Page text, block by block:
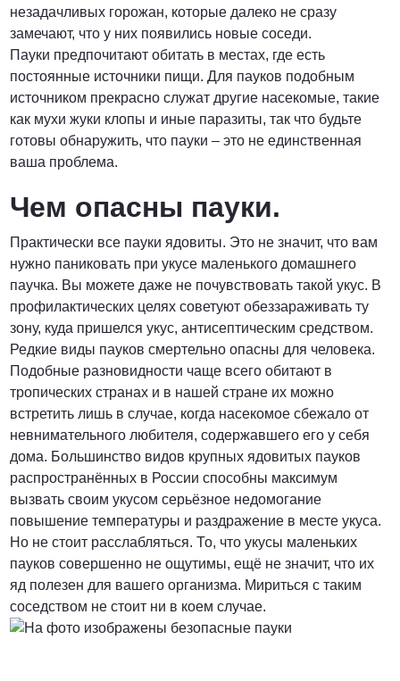
незадачливых горожан, которые далеко не сразу
замечают, что у них появились новые соседи.
Пауки предпочитают обитать в местах, где есть
постоянные источники пищи. Для пауков подобным
источником прекрасно служат другие насекомые, такие
как мухи жуки клопы и иные паразиты, так что будьте
готовы обнаружить, что пауки – это не единственная
ваша проблема.
Чем опасны пауки.
Практически все пауки ядовиты. Это не значит, что вам
нужно паниковать при укусе маленького домашнего
паучка. Вы можете даже не почувствовать такой укус. В
профилактических целях советуют обеззараживать ту
зону, куда пришелся укус, антисептическим средством.
Редкие виды пауков смертельно опасны для человека.
Подобные разновидности чаще всего обитают в
тропических странах и в нашей стране их можно
встретить лишь в случае, когда насекомое сбежало от
невнимательного любителя, содержавшего его у себя
дома. Большинство видов крупных ядовитых пауков
распространённых в России способны максимум
вызвать своим укусом серьёзное недомогание
повышение температуры и раздражение в месте укуса.
Но не стоит расслабляться. То, что укусы маленьких
пауков совершенно не ощутимы, ещё не значит, что их
яд полезен для вашего организма. Мириться с таким
соседством не стоит ни в коем случае.